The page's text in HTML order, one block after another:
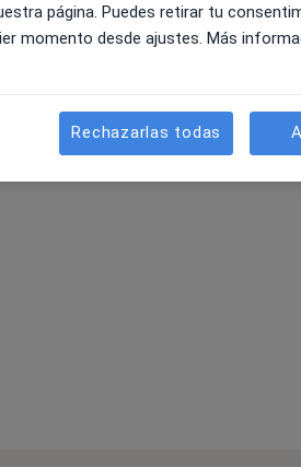
Pedir una cita
página. Puedes retirar tu
momento desde ajustes. Más
Rechazarlas todas